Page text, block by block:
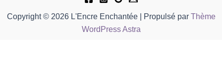
Copyright © 2026 L'Encre Enchantée | Propulsé par Thème
WordPress Astra